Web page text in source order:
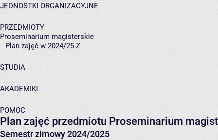
JEDNOSTKI ORGANIZACYJNE
PRZEDMIOTY
Proseminarium magisterskie
Plan zajęć w 2024/25-Z
STUDIA
AKADEMIKI
POMOC
Plan zajęć przedmiotu Proseminarium
Semestr zimowy 2024/2025